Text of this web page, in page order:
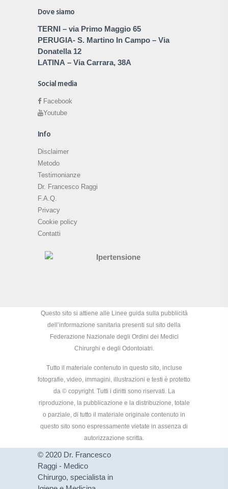
Dove siamo
TERNI – via Primo Maggio 65
PERUGIA- S. Martino In Campo – Via
Donatella 12
LATINA – Via Carrara, 38A
Social media
Facebook
Youtube
Info
Disclaimer
Metodo
Testimonianze
Dr. Francesco Raggi
F.A.Q.
Privacy
Cookie policy
Contatti
Questo sito si attiene alle Linee guida sulla pubblicità
dell’informazione sanitaria presenti sul sito della
Federazione Nazionale degli Ordini dei Medici
Chirurghi e degli Odontoiatri.
Tutto il materiale contenuto in questo sito, incluse
fotografie, video, immagini, illustrazioni e testi è protetto
da © copyright. Tutti i diritti sono riservati. La
riproduzione, la pubblicazione e la distribuzione, totale
o parziale, di tutto il materiale originale contenuto in
questo sito sono espressamente vietate in assenza di
autorizzazione scritta.
© 2020 Dr. Francesco
Raggi - Medico
Chirurgo, specialista in